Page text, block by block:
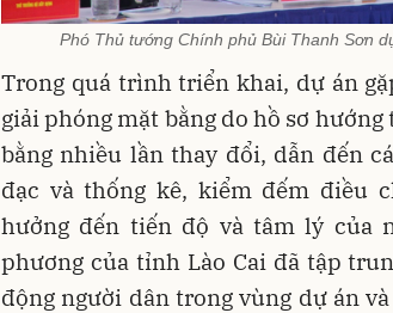
Phó Thủ tướng Chính phủ Bùi Thanh Sơn
Trong quá trình triển khai, dự án
giải phóng mặt bằng do hồ sơ
bằng nhiều lần thay đổi, dẫn đến
đạc và thống kê, kiểm đếm điều
hưởng đến tiến độ và tâm lý của
phương của tỉnh Lào Cai đã tập
động người dân trong vùng dự án